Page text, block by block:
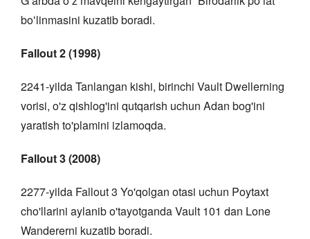
boʻlinmasini kuzatib boradi.
Fallout 2 (1998)
2241-yilda Tanlangan kishi, birinchi Vault Dwellerning
vorisi, o'z qishlog'ini qutqarish uchun Adan bog'ini
yaratish to'plamini izlamoqda.
Fallout 3 (2008)
2277-yilda Fallout 3 Yo'qolgan otasi uchun Poytaxt
cho'llarini aylanib o'tayotganda Vault 101 dan Lone
Wandererni kuzatib boradi.